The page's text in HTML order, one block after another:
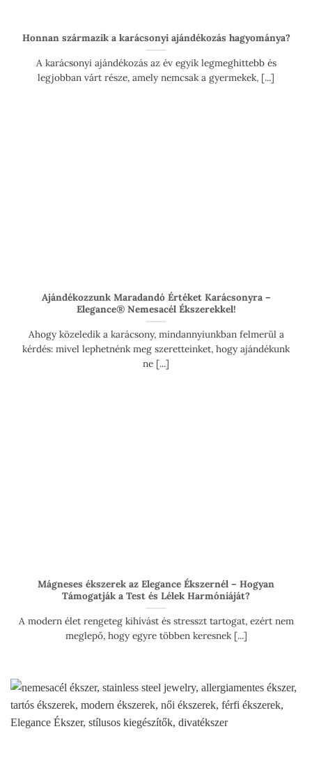
Honnan származik a karácsonyi ajándékozás hagyománya?
A karácsonyi ajándékozás az év egyik legmeghittebb és
legjobban várt része, amely nemcsak a gyermekek, [...]
Ajándékozzunk Maradandó Értéket Karácsonyra –
Elegance® Nemesacél Ékszerekkel!
Ahogy közeledik a karácsony, mindannyiunkban felmerül a
kérdés: mivel lephetnénk meg szeretteinket, hogy ajándékunk
ne [...]
Mágneses ékszerek az Elegance Ékszernél – Hogyan
Támogatják a Test és Lélek Harmóniáját?
A modern élet rengeteg kihívást és stresszt tartogat, ezért nem
meglepő, hogy egyre többen keresnek [...]